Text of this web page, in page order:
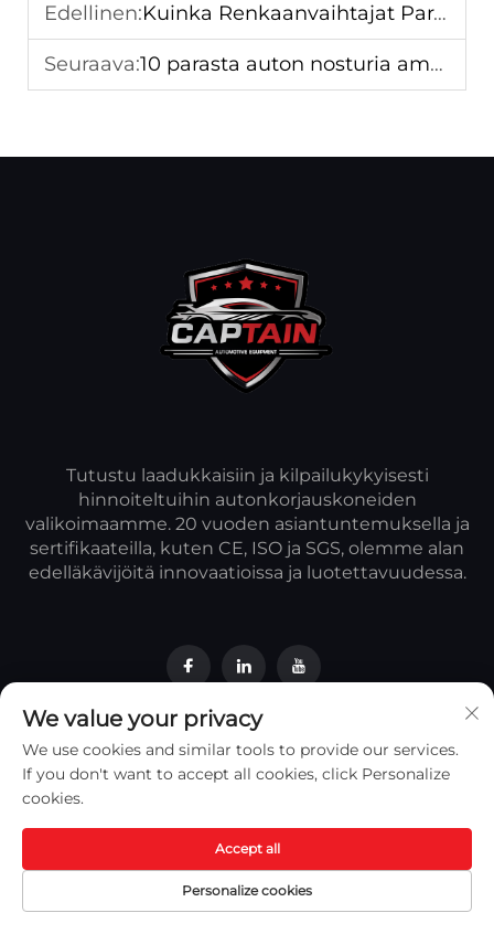
Edellinen:Kuinka Renkaanvaihtajat Parantavat Ajoneuvojen Huoltoa
Seuraava:10 parasta auton nosturia ammattimaisille autokorjaamoille
Tutustu laadukkaisiin ja kilpailukykyisesti
hinnoiteltuihin autonkorjauskoneiden
valikoimaamme. 20 vuoden asiantuntemuksella ja
sertifikaateilla, kuten CE, ISO ja SGS, olemme alan
edelläkävijöitä innovaatioissa ja luotettavuudessa.
Pikalinkit
Tietoa meistä
Ota Yhteyttä
We value your privacy
We use cookies and similar tools to provide our services.
If you don't want to accept all cookies, click Personalize
cookies.
Personalize cookies
Accept all